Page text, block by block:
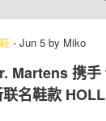
- Jun 5 by Miko
Martens 携
名鞋款